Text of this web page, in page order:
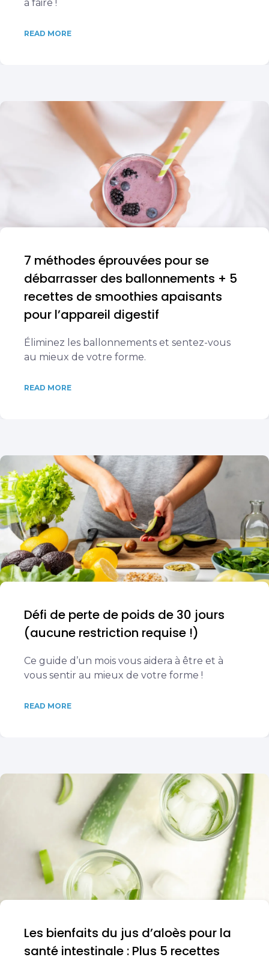
à faire !
READ MORE
7 méthodes éprouvées pour se
débarrasser des ballonnements + 5
recettes de smoothies apaisants
pour l’appareil digestif
Éliminez les ballonnements et sentez-vous
au mieux de votre forme.
READ MORE
Défi de perte de poids de 30 jours
(aucune restriction requise !)
Ce guide d’un mois vous aidera à être et à
vous sentir au mieux de votre forme !
READ MORE
Les bienfaits du jus d’aloès pour la
santé intestinale : Plus 5 recettes